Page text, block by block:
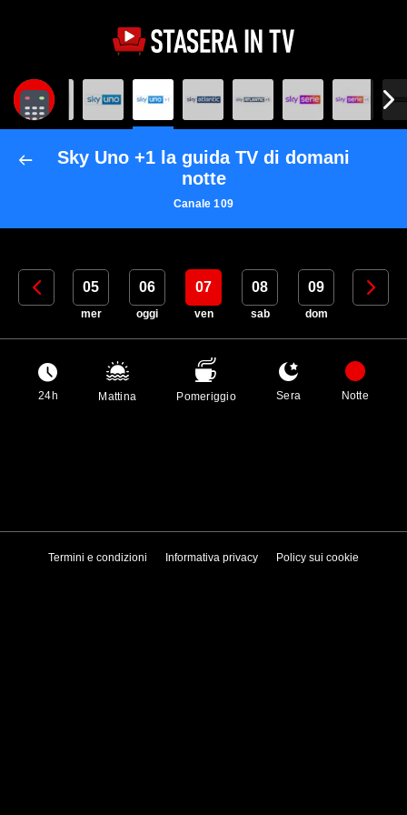
Sky Uno +1 la guida TV di domani
notte
Canale 109
04 05
mer
06
oggi
07
ven
08
sab
09
dom
10
24h Mattina Pomeriggio Sera Notte
Termini e condizioni Informativa privacy Policy sui cookie